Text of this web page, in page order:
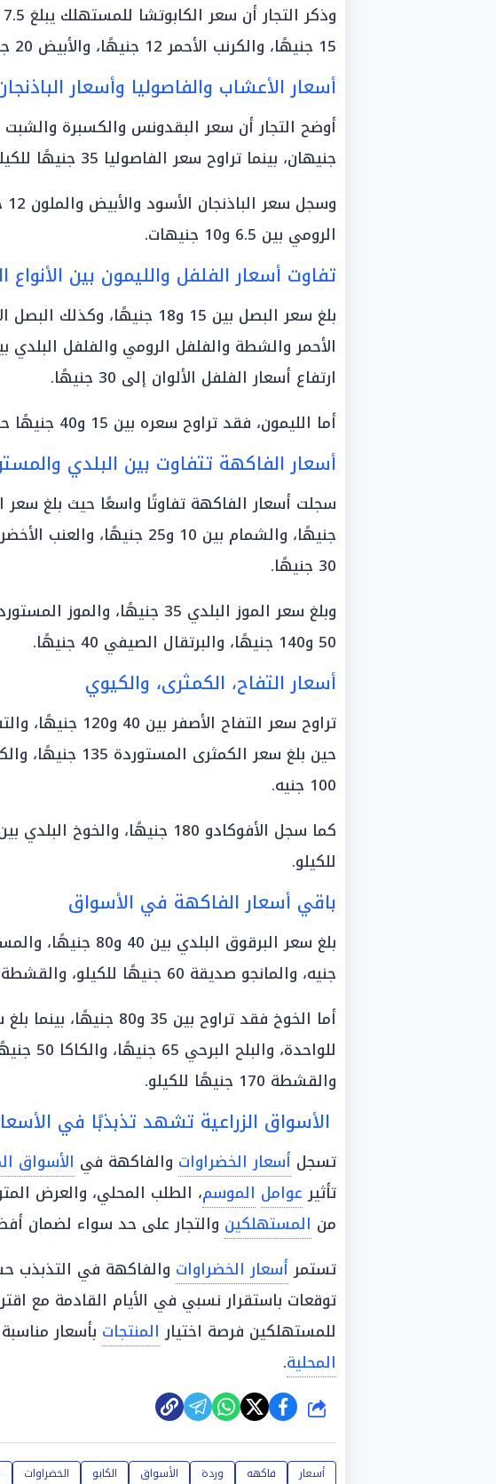
15 جنيهًا، والكرنب الأحمر 12 جنيهًا، والأبيض 20 جنيهًا، والملوخية 15 جنيهًا للكيلو.
أسعار الأعشاب والفاصوليا وأسعار
أوضح التجار أن سعر البقدونس والكسبرة والشبت
جنيهان، بينما تراوح سعر الفاصوليا 35 جنيهًا للكيلو.
الرومي بين 6.5 و10 جنيهات.
تفاوت أسعار الفلفل والليمون بين الأنواع
ارتفاع أسعار الفلفل الألوان إلى 30 جنيهًا.
أما الليمون، فقد تراوح سعره بين 15 و40 جنيهًا حسب النوع والحجم.
أسعار الفاكهة تتفاوت بين البلدي
30 جنيهًا.
50 و140 جنيهًا، والبرتقال الصيفي 40 جنيهًا.
أسعار التفاح، الكمثرى، والكيوي
100 جنيه.
للكيلو.
باقي أسعار الفاكهة في الأسواق
جنيه، والمانجو صديقة 60 جنيهًا للكيلو، والقشطة البلدي 170 جنيهًا.
والقشطة 170 جنيهًا للكيلو.
الأسواق الزراعية تشهد تذبذبًا في
تسجل أسعار الخضراوات والفاكهة في الأسواق
تأثيرعوامل الموسم، الطلب المحلي، والعرض
من المستهلكين والتجار على حد سواء لضمان
تستمرأسعار الخضراوات والفاكهة في التذبذب
توقعات باستقرار نسبي في الأيام القادمة مع
للمستهلكين فرصة اختيار المنتجات بأسعار
المحلية.
شارك
أسعار فاكهه وردة الأسواق الكابو الخضراوات